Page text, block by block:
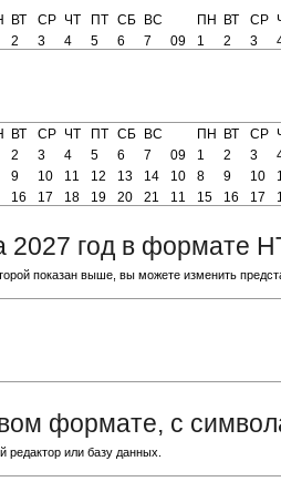
2027 год в формате
показан выше, вы можете изменить
формате, с
редактор или базу данных.